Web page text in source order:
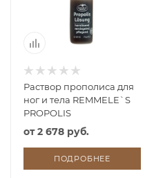
Раствор прополиса для
ног и тела REMMELE`S
PROPOLIS
от2 678 руб.
ПОДРОБНЕЕ